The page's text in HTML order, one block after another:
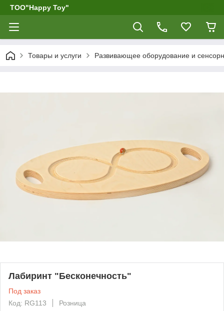
ТОО"Happy Toy"
Товары и услуги Развивающее оборудование и
Лабиринт "Бесконечность"
Под заказ
Код: RG113
Розница